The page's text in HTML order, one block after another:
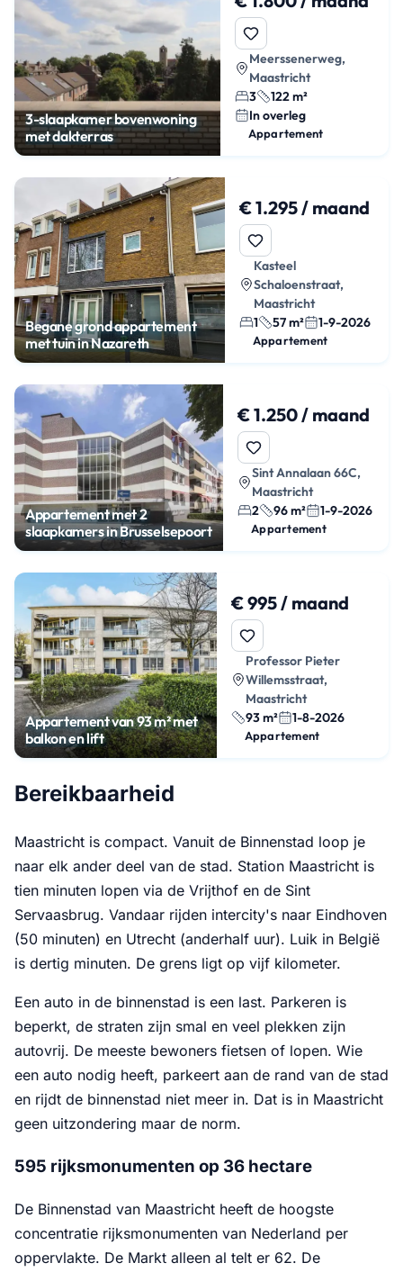
3-slaapkamer bovenwoning
met dakterras
Meerssenerweg,
Maastricht
3
122 m²
In overleg
Appartement
Begane grond appartement
met tuin in Nazareth
€ 1.295 / maand
Kasteel
Schaloenstraat,
Maastricht
1
57 m² 1-9-2026
Appartement
Appartement met 2
slaapkamers in Brusselsepoort
€ 1.250 / maand
Sint Annalaan 66C,
Maastricht
2
96 m² 1-9-2026
Appartement
Appartement van 93 m² met
balkon en lift
€ 995 / maand
Professor Pieter
Willemsstraat,
Maastricht
93 m²
1-8-2026
Appartement
Bereikbaarheid
Maastricht is compact. Vanuit de Binnenstad loop je
naar elk ander deel van de stad. Station Maastricht is
tien minuten lopen via de Vrijthof en de Sint
Servaasbrug. Vandaar rijden intercity's naar Eindhoven
(50 minuten) en Utrecht (anderhalf uur). Luik in België
is dertig minuten. De grens ligt op vijf kilometer.
Een auto in de binnenstad is een last. Parkeren is
beperkt, de straten zijn smal en veel plekken zijn
autovrij. De meeste bewoners fietsen of lopen. Wie
een auto nodig heeft, parkeert aan de rand van de stad
en rijdt de binnenstad niet meer in. Dat is in Maastricht
geen uitzondering maar de norm.
595 rijksmonumenten op 36 hectare
De Binnenstad van Maastricht heeft de hoogste
concentratie rijksmonumenten van Nederland per
oppervlakte. De Markt alleen al telt er 62. De